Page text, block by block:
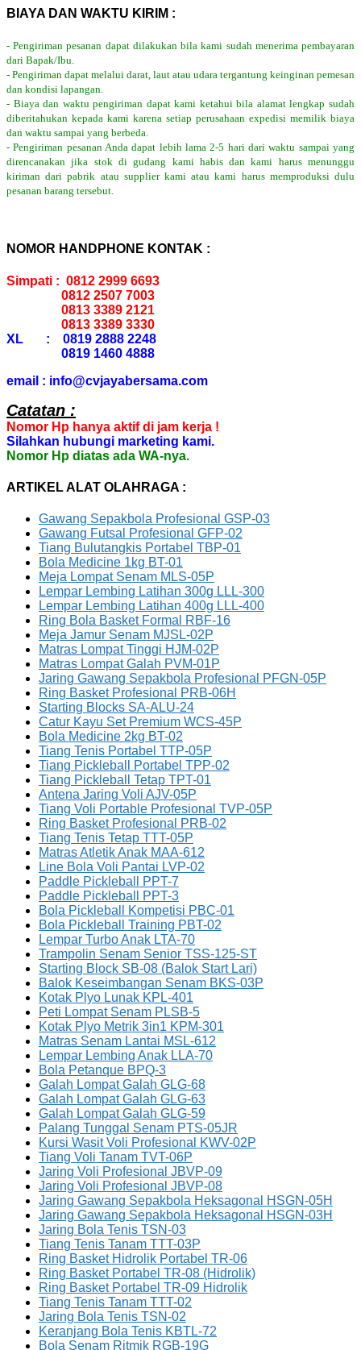
BIAYA DAN WAKTU KIRIM :
- Pengiriman pesanan dapat dilakukan bila kami sudah menerima pembayaran
dari Bapak/Ibu.
- Pengiriman dapat melalui darat, laut atau udara tergantung keinginan pemesan
dan kondisi lapangan.
- Biaya dan waktu pengiriman dapat kami ketahui bila alamat lengkap sudah
diberitahukan kepada kami karena setiap perusahaan expedisi memilik biaya
dan waktu sampai yang berbeda.
- Pengiriman pesanan Anda dapat lebih lama 2-5 hari dari waktu sampai yang
direncanakan jika stok di gudang kami habis dan kami harus menunggu
kiriman dari pabrik atau supplier kami atau kami harus memproduksi dulu
pesanan barang tersebut.
NOMOR HANDPHONE KONTAK :
Simpati : 0812 2999 6693
0812 2507 7003
0813 3389 2121
0813 3389 3330
XL : 0819 2888 2248
0819 1460 4888
email : info@cvjayabersama.com
Catatan :
Nomor Hp hanya aktif di jam kerja !
Silahkan hubungi marketing kami.
Nomor Hp diatas ada WA-nya.
ARTIKEL ALAT OLAHRAGA :
Gawang Sepakbola Profesional GSP-03
Gawang Futsal Profesional GFP-02
Tiang Bulutangkis Portabel TBP-01
Bola Medicine 1kg BT-01
Meja Lompat Senam MLS-05P
Lempar Lembing Latihan 300g LLL-300
Lempar Lembing Latihan 400g LLL-400
Ring Bola Basket Formal RBF-16
Meja Jamur Senam MJSL-02P
Matras Lompat Tinggi HJM-02P
Matras Lompat Galah PVM-01P
Jaring Gawang Sepakbola Profesional PFGN-05P
Ring Basket Profesional PRB-06H
Starting Blocks SA-ALU-24
Catur Kayu Set Premium WCS-45P
Bola Medicine 2kg BT-02
Tiang Tenis Portabel TTP-05P
Tiang Pickleball Portabel TPP-02
Tiang Pickleball Tetap TPT-01
Antena Jaring Voli AJV-05P
Tiang Voli Portable Profesional TVP-05P
Ring Basket Profesional PRB-02
Tiang Tenis Tetap TTT-05P
Matras Atletik Anak MAA-612
Line Bola Voli Pantai LVP-02
Paddle Pickleball PPT-7
Paddle Pickleball PPT-3
Bola Pickleball Kompetisi PBC-01
Bola Pickleball Training PBT-02
Lempar Turbo Anak LTA-70
Trampolin Senam Senior TSS-125-ST
Starting Block SB-08 (Balok Start Lari)
Balok Keseimbangan Senam BKS-03P
Kotak Plyo Lunak KPL-401
Peti Lompat Senam PLSB-5
Kotak Plyo Metrik 3in1 KPM-301
Matras Senam Lantai MSL-612
Lempar Lembing Anak LLA-70
Bola Petanque BPQ-3
Galah Lompat Galah GLG-68
Galah Lompat Galah GLG-63
Galah Lompat Galah GLG-59
Palang Tunggal Senam PTS-05JR
Kursi Wasit Voli Profesional KWV-02P
Tiang Voli Tanam TVT-06P
Jaring Voli Profesional JBVP-09
Jaring Voli Profesional JBVP-08
Jaring Gawang Sepakbola Heksagonal HSGN-05H
Jaring Gawang Sepakbola Heksagonal HSGN-03H
Jaring Bola Tenis TSN-03
Tiang Tenis Tanam TTT-03P
Ring Basket Hidrolik Portabel TR-06
Ring Basket Portabel TR-08 (Hidrolik)
Ring Basket Portabel TR-09 Hidrolik
Tiang Tenis Tanam TTT-02
Jaring Bola Tenis TSN-02
Keranjang Bola Tenis KBTL-72
Bola Senam Ritmik RGB-19G